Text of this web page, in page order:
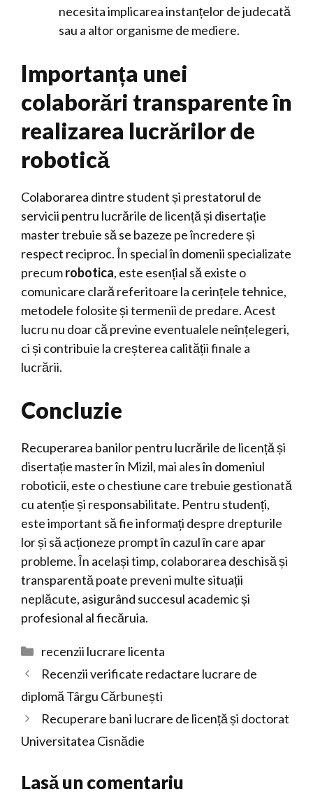
necesita implicarea instanțelor de judecată
sau a altor organisme de mediere.
Importanța unei
colaborări transparente în
realizarea lucrărilor de
robotică
Colaborarea dintre student și prestatorul de
servicii pentru lucrările de licență și disertație
master trebuie să se bazeze pe încredere și
respect reciproc. În special în domenii specializate
precumrobotica, este esențial să existe o
comunicare clară referitoare la cerințele tehnice,
metodele folosite și termenii de predare. Acest
lucru nu doar că previne eventualele neînțelegeri,
ci și contribuie la creșterea calității finale a
lucrării.
Concluzie
Recuperarea banilor pentru lucrările de licență și
disertație master în Mizil, mai ales în domeniul
roboticii, este o chestiune care trebuie gestionată
cu atenție și responsabilitate. Pentru studenți,
este important să fie informați despre drepturile
lor și să acționeze prompt în cazul în care apar
probleme. În același timp, colaborarea deschisă și
transparentă poate preveni multe situații
neplăcute, asigurând succesul academic și
profesional al fiecăruia.
Categorii
recenzii lucrare licenta
Recenzii verificate redactare lucrare de
diplomă Târgu Cărbunești
Recuperare bani lucrare de licență și doctorat
Universitatea Cisnădie
Lasă un comentariu